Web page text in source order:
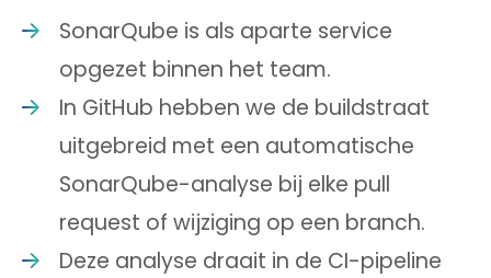
SonarQube is als aparte service
opgezet binnen het team.
In GitHub hebben we de buildstraat
uitgebreid met een automatische
SonarQube-analyse bij elke pull
request of wijziging op een branch.
Deze analyse draait in de CI-pipeline